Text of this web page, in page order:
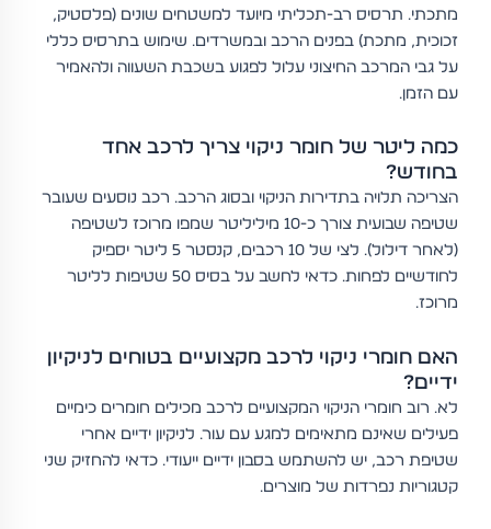
מתכתי. תרסיס רב-תכליתי מיועד למשטחים שונים (פלסטיק,
זכוכית, מתכת) בפנים הרכב ובמשרדים. שימוש בתרסיס כללי
על גבי המרכב החיצוני עלול לפגוע בשכבת השעווה ולהאמיר
עם הזמן.
כמה ליטר של חומר ניקוי צריך לרכב אחד
בחודש?
הצריכה תלויה בתדירות הניקוי ובסוג הרכב. רכב נוסעים שעובר
שטיפה שבועית צורך כ-10 מיליליטר שמפו מרוכז לשטיפה
(לאחר דילול). לצי של 10 רכבים, קנסטר 5 ליטר יספיק
לחודשיים לפחות. כדאי לחשב על בסיס 50 שטיפות לליטר
מרוכז.
האם חומרי ניקוי לרכב מקצועיים בטוחים לניקיון
ידיים?
לא. רוב חומרי הניקוי המקצועיים לרכב מכילים חומרים כימיים
פעילים שאינם מתאימים למגע עם עור. לניקיון ידיים אחרי
שטיפת רכב, יש להשתמש בסבון ידיים ייעודי. כדאי להחזיק שני
קטגוריות נפרדות של מוצרים.